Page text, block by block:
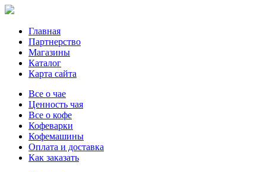
Главная
Партнерство
Магазины
Каталог
Карта сайта
Все о чае
Ценность чая
Все о кофе
Кофеварки
Кофемашины
Оплата и доставка
Как заказать